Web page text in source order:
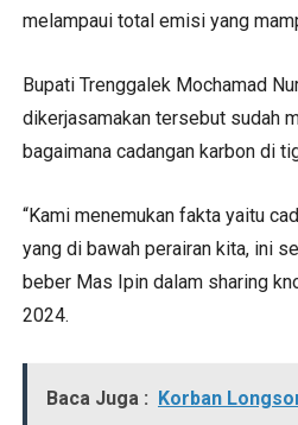
melampaui total emisi yang
Bupati Trenggalek Mochamad
dikerjasamakan tersebut sudah
bagaimana cadangan karbon di
“Kami menemukan fakta yaitu
yang di bawah perairan kita, ini
beber Mas Ipin dalam sharing
2024.
Baca Juga : Korban